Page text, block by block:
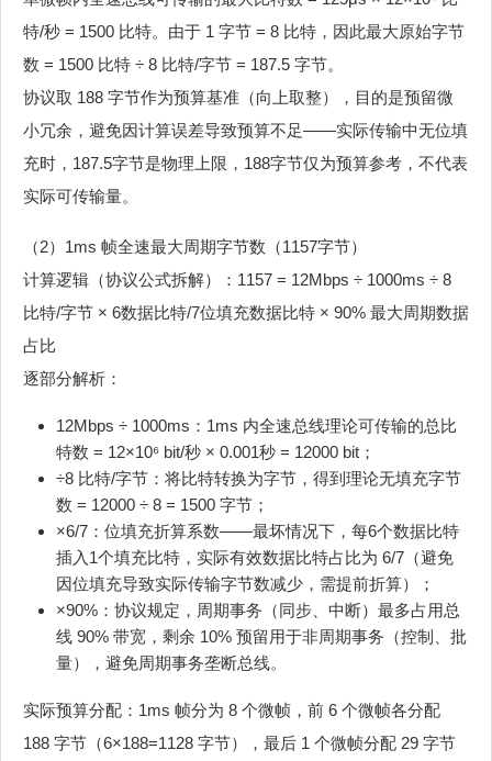
特/秒 = 1500 比特。由于 1 字节 = 8 比特，因此最大原始字节
数 = 1500 比特 ÷ 8 比特/字节 = 187.5 字节。
协议取 188 字节作为预算基准（向上取整），目的是预留微
小冗余，避免因计算误差导致预算不足——实际传输中无位填
充时，187.5字节是物理上限，188字节仅为预算参考，不代表
实际可传输量。
（2）1ms 帧全速最大周期字节数（1157字节）
计算逻辑（协议公式拆解）：1157 = 12Mbps ÷ 1000ms ÷ 8
比特/字节 × 6数据比特/7位填充数据比特 × 90% 最大周期数据
占比
逐部分解析：
12Mbps ÷ 1000ms：1ms 内全速总线理论可传输的总比
特数 = 12×10⁶ bit/秒 × 0.001秒 = 12000 bit；
÷8 比特/字节：将比特转换为字节，得到理论无填充字节
数 = 12000 ÷ 8 = 1500 字节；
×6/7：位填充折算系数——最坏情况下，每6个数据比特
插入1个填充比特，实际有效数据比特占比为 6/7（避免
因位填充导致实际传输字节数减少，需提前折算）；
×90%：协议规定，周期事务（同步、中断）最多占用总
线 90% 带宽，剩余 10% 预留用于非周期事务（控制、批
量），避免周期事务垄断总线。
实际预算分配：1ms 帧分为 8 个微帧，前 6 个微帧各分配
188 字节（6×188=1128 字节），最后 1 个微帧分配 29 字节